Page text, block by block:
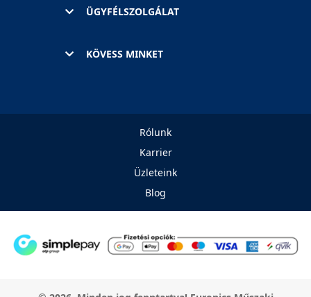
ÜGYFÉLSZOLGÁLAT
KÖVESS MINKET
Rólunk
Karrier
Üzleteink
Blog